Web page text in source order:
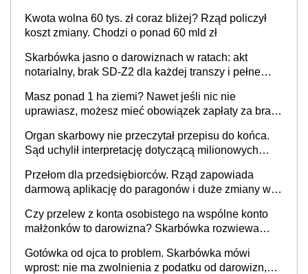
Kwota wolna 60 tys. zł coraz bliżej? Rząd policzył
koszt zmiany. Chodzi o ponad 60 mld zł
Skarbówka jasno o darowiznach w ratach: akt
notarialny, brak SD-Z2 dla każdej transzy i pełne
Masz ponad 1 ha ziemi? Nawet jeśli nic nie
uprawiasz, możesz mieć obowiązek zapłaty za brak
Organ skarbowy nie przeczytał przepisu do końca.
Sąd uchylił interpretację dotyczącą milionowych
Przełom dla przedsiębiorców. Rząd zapowiada
darmową aplikację do paragonów i duże zmiany w
Czy przelew z konta osobistego na wspólne konto
małżonków to darowizna? Skarbówka rozwiewa
Gotówka od ojca to problem. Skarbówka mówi
wprost: nie ma zwolnienia z podatku od darowizn,